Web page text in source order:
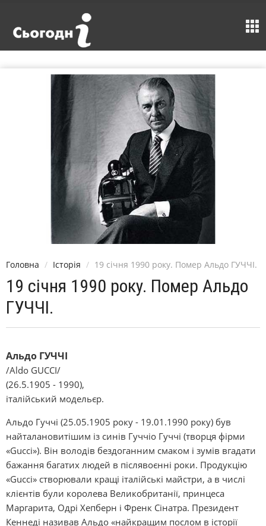
Головна Історія 19 січня 1990 року. Помер Альдо ГУЧЧІ.
19 січня 1990 року. Помер Альдо
ГУЧЧІ.
Альдо ГУЧЧІ
/Aldo GUCCI/
(26.5.1905 - 1990),
італійський модельєр.
Альдо Гуччі (25.05.1905 року - 19.01.1990 року) був
найталановитішим із синів Гуччіо Гуччі (творця фірми
«Gucci»). Він володів бездоганним смаком і зумів вгадати
бажання багатих людей в післявоєнні роки. Продукцію
«Gucci» створювали кращі італійські майстри, а в числі
клієнтів були королева Великобританії, принцеса
Маргарита, Одрі Хепберн і Френк Сінатра. Президент
Кеннеді називав Альдо «найкращим послом в історії